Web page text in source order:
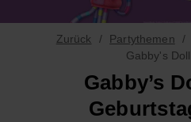
Zurück Partythemen
Gabby's
Gabby’s